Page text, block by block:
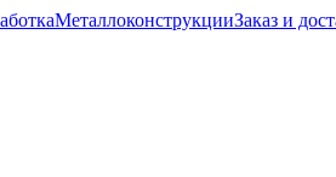
МеталлоконструкцииЗаказ и